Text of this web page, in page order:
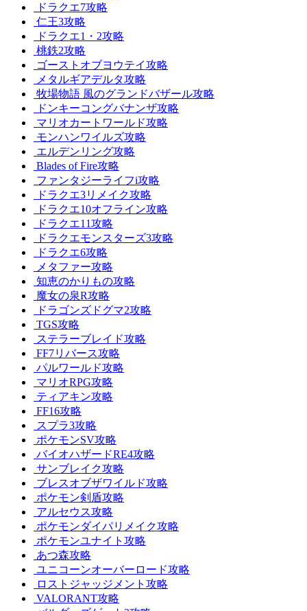
ドラクエ7攻略
仁王3攻略
ドラクエ1・2攻略
桃鉄2攻略
ゴーストオブヨウテイ攻略
メタルギアデルタ攻略
牧場物語 風のグランドバザール攻略
ドンキーコングバナンザ攻略
マリオカートワールド攻略
モンハンワイルズ攻略
エルデンリング攻略
Blades of Fire攻略
ファンタジーライフi攻略
ドラクエ3リメイク攻略
ドラクエ10オフライン攻略
ドラクエ11攻略
ドラクエモンスターズ3攻略
ドラクエ6攻略
メタファー攻略
知恵のかりもの攻略
魔女の泉R攻略
ドラゴンズドグマ2攻略
TGS攻略
ステラーブレイド攻略
FF7リバース攻略
パルワールド攻略
マリオRPG攻略
ティアキン攻略
FF16攻略
スプラ3攻略
ポケモンSV攻略
バイオハザードRE4攻略
サンブレイク攻略
ブレスオブザワイルド攻略
ポケモン剣盾攻略
アルセウス攻略
ポケモンダイパリメイク攻略
ポケモンユナイト攻略
あつ森攻略
ユニコーンオーバーロード攻略
ロストジャッジメント攻略
VALORANT攻略